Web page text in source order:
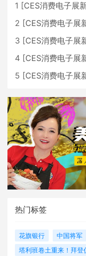
1 [CES消费电子展
2 [CES消费电子展
3 [CES消费电子展
4 [CES消费电子展
5 [CES消费电子展
热门标签
花旗银行 中国将军
塔利班卷土重来！拜